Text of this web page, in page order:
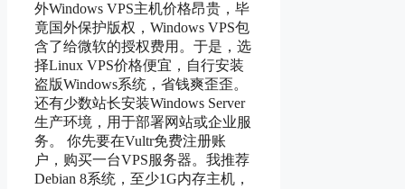
外Windows VPS主机价格昂贵，毕
竟国外保护版权，Windows VPS包
含了给微软的授权费用。于是，选
择Linux VPS价格便宜，自行安装
盗版Windows系统，省钱爽歪歪。
还有少数站长安装Windows Server
生产环境，用于部署网站或企业服
务。 你先要在Vultr免费注册账
户，购买一台VPS服务器。我推荐
Debian 8系统，至少1G内存主机，